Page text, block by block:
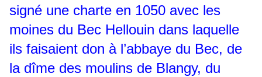
signé une charte en 1050 avec les
moines du Bec Hellouin dans laquelle
ils faisaient don à l’abbaye du Bec, de
la dîme des moulins de Blangy, du